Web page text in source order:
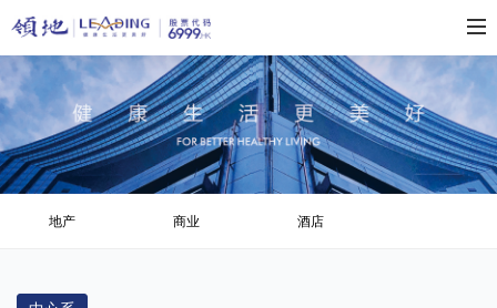
地产 商业 酒店